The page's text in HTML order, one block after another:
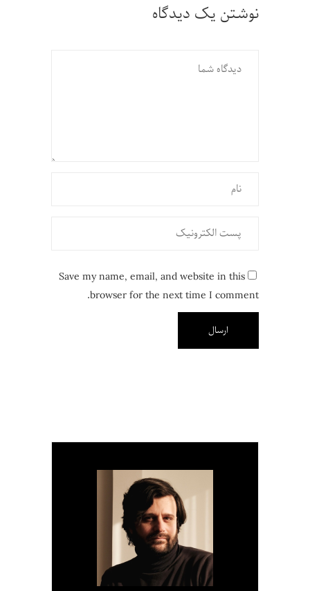
نوشتن یک دیدگاه
Save my name, email, and website in this
browser for the next time I comment.